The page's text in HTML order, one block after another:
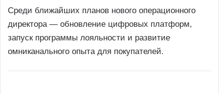
Среди ближайших планов нового операционного
директора — обновление цифровых платформ,
запуск программы лояльности и развитие
омниканального опыта для покупателей.